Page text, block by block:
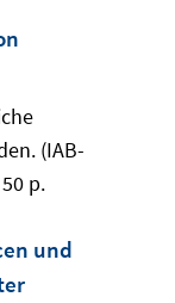
(IAB-
p.
und